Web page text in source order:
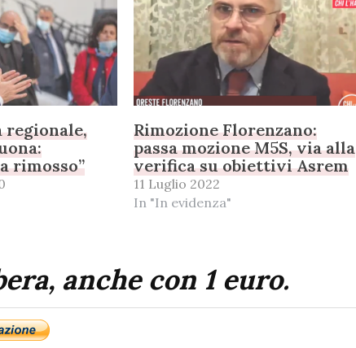
regionale,
rimosso”
Rimozione Florenzano:
passa mozione M5S, via alla
verifica su obiettivi Asrem
11 Luglio 2022
In "In evidenza"
anche con 1 euro.